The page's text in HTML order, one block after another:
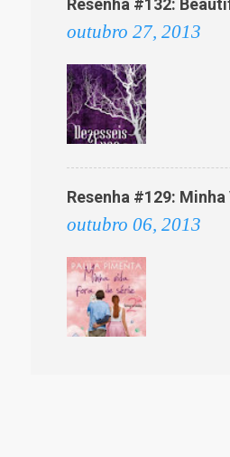
Resenha #132:
outubro 27, 2013
Resenha #129:
outubro 06, 2013